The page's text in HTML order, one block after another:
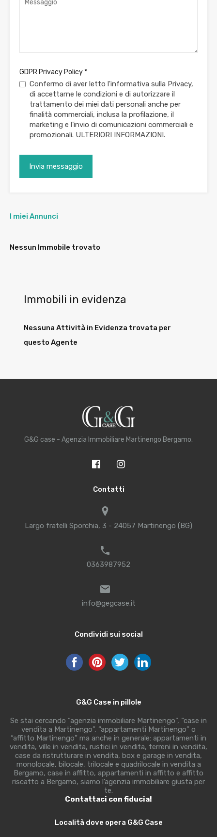
GDPR Privacy Policy*
Confermo di aver letto l'informativa sulla Privacy,
di accettarne le condizioni e di autorizzare il
trattamento dei miei dati personali anche per
finalità commerciali, inclusa la profilazione, il
marketing e l’invio di comunicazioni commerciali e
promozionali. ULTERIORI INFORMAZIONI.
I miei Annunci
Nessun Immobile trovato
Immobili in evidenza
Nessuna Attività in Evidenza trovata per
questo Agente
G&G case - Agenzia Immobiliare Martinengo Bergamo.
Contatti
Largo fratelli Sporchia, 3 - 24057 Martinengo (BG)
0363987952
info@gegcase.it
Condividi sui social
G&G Case in pillole
Se stai cercando “agenzia immobiliare Martinengo”, “case in
vendita a Martinengo”, “appartamenti Martinengo” o
“affitto Martinengo” ma anche in generale: appartamenti in
vendita, ville in vendita, rustici in vendita, terreni in vendita,
case da ristrutturare in vendita, box e garage in vendita,
monolocale, bilocale, trilocale e quadrilocale in vendita a
Bergamo, case in affitto, appartamenti in affitto e affitto
riscatto a Bergamo, siamo l’agenzia immobiliare giusta per
te.
Contattaci con fiducia!
Località dove opera G&G Case